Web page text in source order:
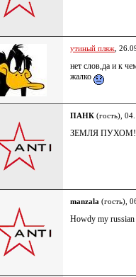
утиный пляж ,
нет слов,да и к
жалко
ПАНК (гость),
ЗЕМЛЯ ПУХОМ!
manzala (гость),
Howdy my russian